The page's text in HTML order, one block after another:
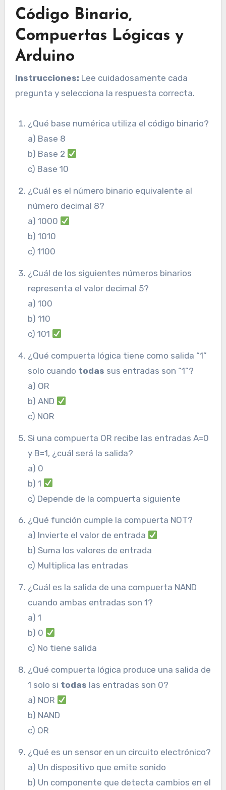
Código Binario,
Compuertas Lógicas y
Arduino
Instrucciones: Lee cuidadosamente cada
pregunta y selecciona la respuesta correcta.
¿Qué base numérica utiliza el código binario?
a) Base 8
b) Base 2
c) Base 10
¿Cuál es el número binario equivalente al
número decimal 8?
a) 1000
b) 1010
c) 1100
¿Cuál de los siguientes números binarios
representa el valor decimal 5?
a) 100
b) 110
c) 101
¿Qué compuerta lógica tiene como salida “1”
solo cuando todas sus entradas son “1”?
a) OR
b) AND
c) NOR
Si una compuerta OR recibe las entradas A=0
y B=1, ¿cuál será la salida?
a) 0
b) 1
c) Depende de la compuerta siguiente
¿Qué función cumple la compuerta NOT?
a) Invierte el valor de entrada
b) Suma los valores de entrada
c) Multiplica las entradas
¿Cuál es la salida de una compuerta NAND
cuando ambas entradas son 1?
a) 1
b) 0
c) No tiene salida
¿Qué compuerta lógica produce una salida de
1 solo si todas las entradas son 0?
a) NOR
b) NAND
c) OR
¿Qué es un sensor en un circuito electrónico?
a) Un dispositivo que emite sonido
b) Un componente que detecta cambios en el